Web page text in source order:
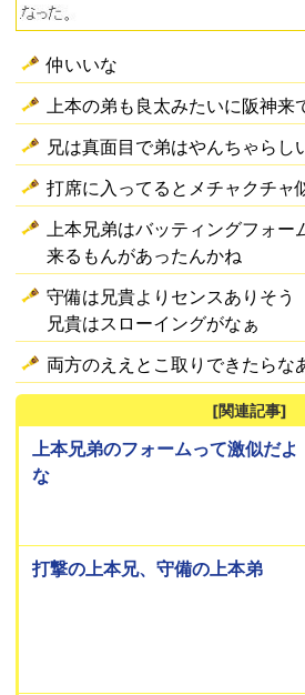
仲いいな
上本の弟も良太みたいに阪神来
兄は真面目で弟はやんちゃらし
打席に入ってるとメチャクチャ
上本兄弟はバッティングフォー
来るもんがあったんかね
守備は兄貴よりセンスありそう
兄貴はスローイングがなぁ
両方のええとこ取りできたらな
[関連記事]
上本兄弟のフォームって激似だよ
な
打撃の上本兄、守備の上本弟